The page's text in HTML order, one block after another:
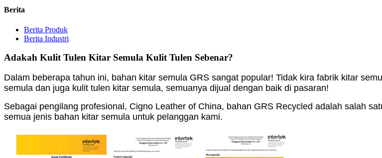
Berita
Berita Produk
Berita Industri
Adakah Kulit Tulen Kitar Semula Kulit Tulen Sebenar?
Dalam beberapa tahun ini, bahan kitar semula GRS sangat popular! Tidak kira fabrik kitar
semula dan juga kulit tulen kitar semula, semuanya dijual dengan baik di pasaran!
Sebagai pengilang profesional, Cigno Leather of China, bahan GRS Recycled adalah salah
semua jenis bahan kitar semula untuk pelanggan kami.